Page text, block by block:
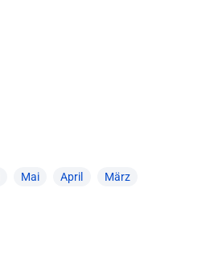
Mai April März